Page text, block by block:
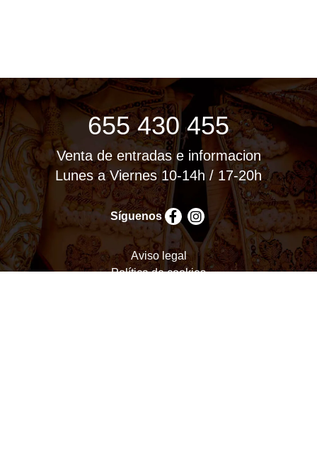
655 430 455
Venta de entradas e informacion
Lunes a Viernes 10-14h / 17-20h
Síguenos
Aviso legal
Política de cookies